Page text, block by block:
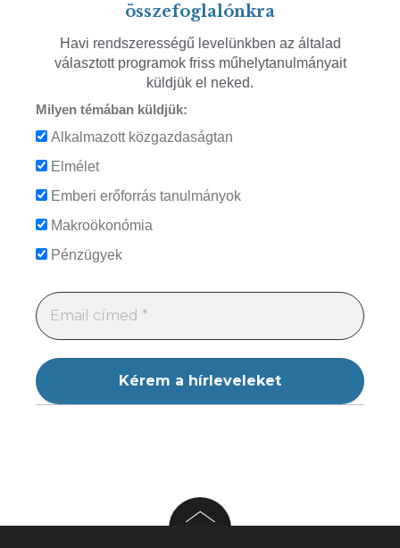
összefoglalónkra
Havi rendszerességű levelünkben az általad
választott programok friss műhelytanulmányait
küldjük el neked.
Milyen témában küldjük:
Alkalmazott közgazdaságtan
Elmélet
Emberi erőforrás tanulmányok
Makroökonómia
Pénzügyek